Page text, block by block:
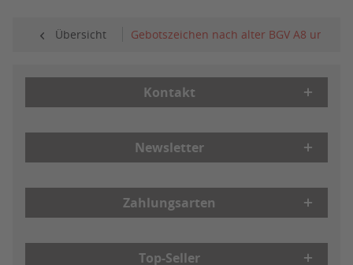
Übersicht Gebotszeichen nach alter BGV A8 und
Kontakt
Newsletter
Zahlungsarten
Top-Seller